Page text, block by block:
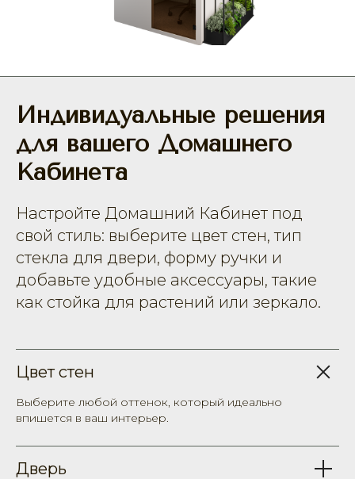
Индивидуальные решения
для вашего Домашнего
Кабинета
Настройте Домашний Кабинет под
свой стиль: выберите цвет стен, тип
стекла для двери, форму ручки и
добавьте удобные аксессуары, такие
как стойка для растений или зеркало.
Цвет стен
Выберите любой оттенок, который идеально
впишется в ваш интерьер.
Дверь